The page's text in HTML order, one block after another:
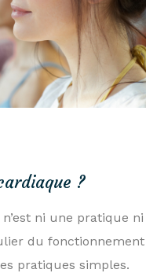
?
ni une pratique ni
du fonctionnement
pratiques simples.